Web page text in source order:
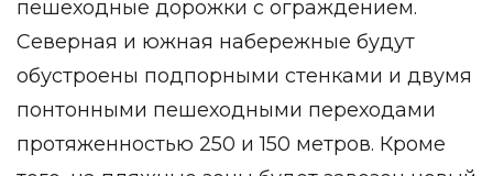
пешеходные дорожки с ограждением.
Северная и южная набережные будут
обустроены подпорными стенками и двумя
понтонными пешеходными переходами
протяженностью 250 и 150 метров. Кроме